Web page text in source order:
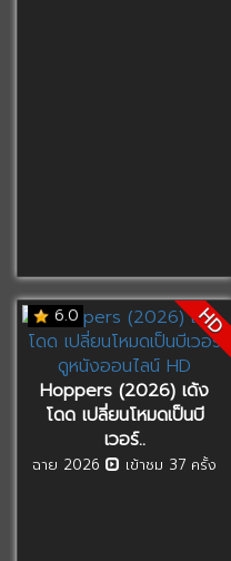
6.0 HD
Hoppers (2026) เด้ง
โดด เปลี่ยนโหมดเป็นบี
เวอร์..
ฉาย 2026 เข้าชม 37 ครั้ง